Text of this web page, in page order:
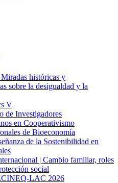
históricas y
sobre la desigualdad y la
V
de Investigadores
en Cooperativismo
de Bioeconomía
de la Sostenibilidad en
| Cambio familiar, roles
social
LAC 2026